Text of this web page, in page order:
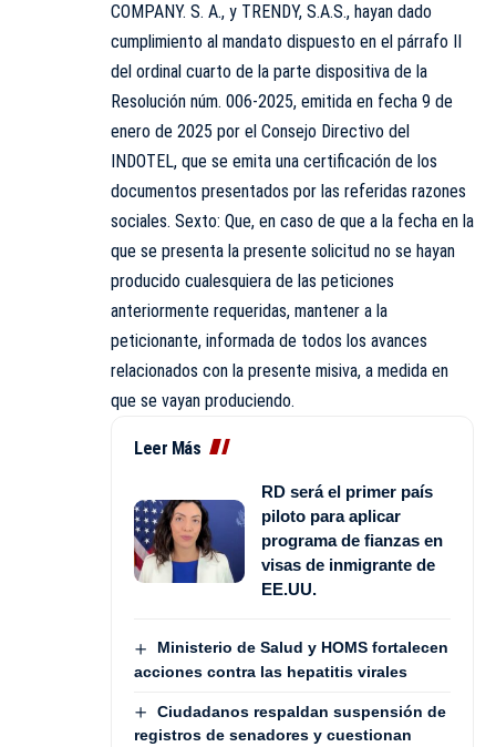
COMPANY. S. A., y TRENDY, S.A.S., hayan dado
cumplimiento al mandato dispuesto en el párrafo II
del ordinal cuarto de la parte dispositiva de la
Resolución núm. 006-2025, emitida en fecha 9 de
enero de 2025 por el Consejo Directivo del
INDOTEL, que se emita una certificación de los
documentos presentados por las referidas razones
sociales. Sexto: Que, en caso de que a la fecha en la
que se presenta la presente solicitud no se hayan
producido cualesquiera de las peticiones
anteriormente requeridas, mantener a la
peticionante, informada de todos los avances
relacionados con la presente misiva, a medida en
que se vayan produciendo.
Leer Más
RD será el primer país
piloto para aplicar
programa de fianzas en
visas de inmigrante de
EE.UU.
Ministerio de Salud y HOMS fortalecen
acciones contra las hepatitis virales
Ciudadanos respaldan suspensión de
registros de senadores y cuestionan